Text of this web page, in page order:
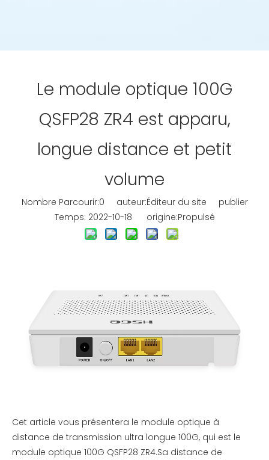
Le module optique 100G
QSFP28 ZR4 est apparu,
longue distance et petit
volume
Nombre Parcourir:0 auteur:Éditeur du site publier
Temps: 2022-10-18 origine:Propulsé
Cet article vous présentera le module optique à
distance de transmission ultra longue 100G, qui est le
module optique 100G QSFP28 ZR4.Sa distance de